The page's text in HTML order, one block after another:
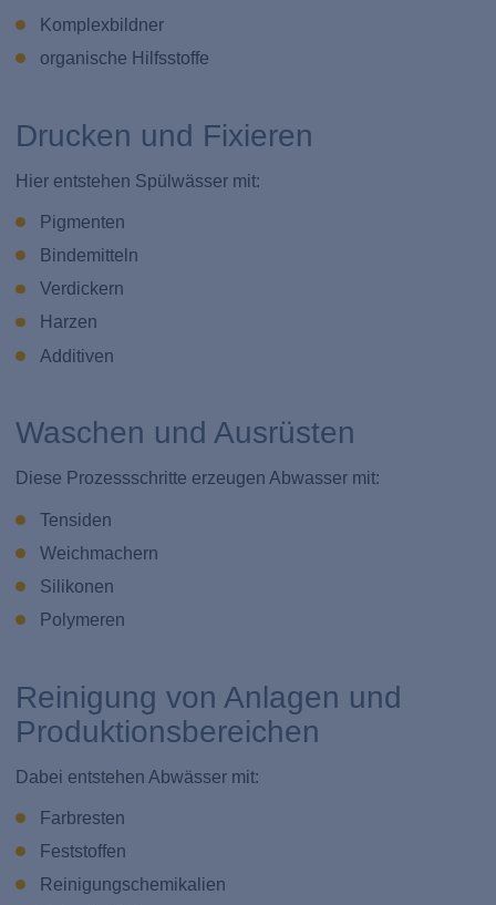
Komplexbildner
organische Hilfsstoffe
Drucken und Fixieren
Hier entstehen Spülwässer mit:
Pigmenten
Bindemitteln
Verdickern
Harzen
Additiven
Waschen und Ausrüsten
Diese Prozessschritte erzeugen Abwasser mit:
Tensiden
Weichmachern
Silikonen
Polymeren
Reinigung von Anlagen und
Produktionsbereichen
Dabei entstehen Abwässer mit:
Farbresten
Feststoffen
Reinigungschemikalien